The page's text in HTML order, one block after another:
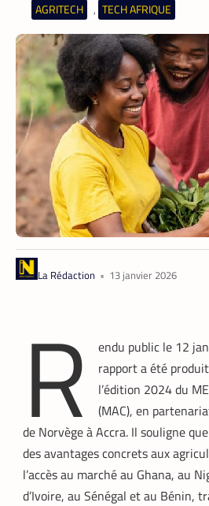
AGRITECH , TECH AFRIQUE
La Rédaction • 13 janvier 2026
R
endu public le 12
rapport a été
l’édition 2024 du
(MAC), en
de Norvège à Accra. Il souligne
des avantages concrets aux
l’accès au marché au Ghana, au
d’Ivoire, au Sénégal et au Bénin,